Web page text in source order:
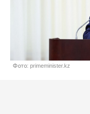
Фото: primeminister.kz